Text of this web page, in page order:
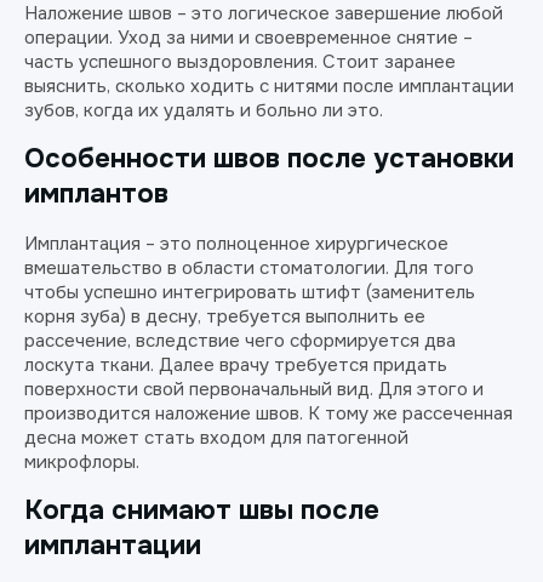
Наложение швов – это логическое завершение любой
операции. Уход за ними и своевременное снятие –
часть успешного выздоровления. Стоит заранее
выяснить, сколько ходить с нитями после имплантации
зубов, когда их удалять и больно ли это.
Особенности швов после установки
имплантов
Имплантация – это полноценное хирургическое
вмешательство в области стоматологии. Для того
чтобы успешно интегрировать штифт (заменитель
корня зуба) в десну, требуется выполнить ее
рассечение, вследствие чего сформируется два
лоскута ткани. Далее врачу требуется придать
поверхности свой первоначальный вид. Для этого и
производится наложение швов. К тому же рассеченная
десна может стать входом для патогенной
микрофлоры.
Когда снимают швы после
имплантации